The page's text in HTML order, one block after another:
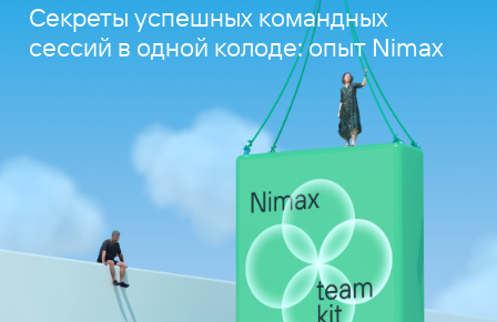
Секреты успешных командных
сессий в одной колоде: опыт Nimax